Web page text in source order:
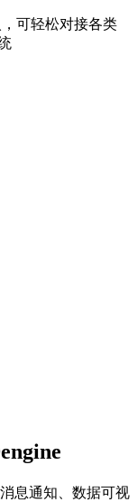
可轻松对接各类
息通知、数据可视